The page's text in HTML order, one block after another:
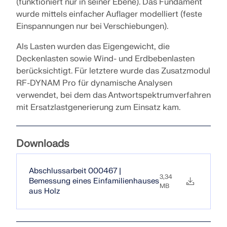
RWIND 3
CFD-Software für digitale Windkanäle
Weitere Infos
Dlubal API
Ihr Tor zur parametrischen Modellierung und
Automatisierung
SUPPORT ERHALTEN
KOSTENLOSE LIZENZ ERHALTEN
zur Seite.
MIT DEM SUPPORT IN VERBINDUNG TRETEN
von Ingenieursoftware und bringen Sie Ihre Karriere
auf ein neues Niveau.
OFFENE STELLEN ENTDECKEN
wurde mittels einfacher Auflager modelliert (feste
Einspannungen nur bei Verschiebungen).
Als Lasten wurden das Eigengewicht, die
Deckenlasten sowie Wind- und Erdbebenlasten
berücksichtigt. Für letztere wurde das Zusatzmodul
RF-DYNAM Pro für dynamische Analysen
verwendet, bei dem das Antwortspektrumverfahren
mit Ersatzlastgenerierung zum Einsatz kam.
Downloads
Abschlussarbeit 000467 |
Bemessung eines Einfamilienhauses
aus Holz
3,34
MB